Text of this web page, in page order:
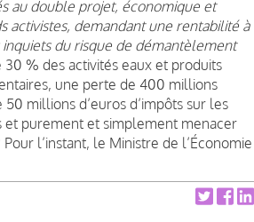
au double projet, économique et
activistes, demandant une rentabilité à
du risque de démantèlement
% des activités eaux et produits
une perte de 400 millions
millions d’euros d’impôts sur les
et purement et simplement menacer
l’instant, le Ministre de l’Économie